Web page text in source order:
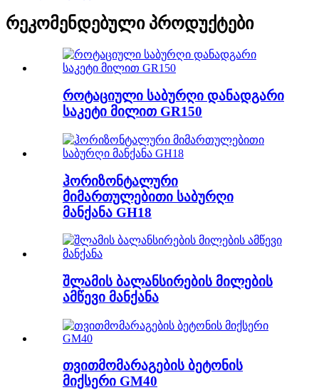
რეკომენდებული პროდუქტები
როტაციული საბურღი დანადგარი
საკეტი მილით GR150
ჰორიზონტალური
მიმართულებითი საბურღი
მანქანა GH18
შლამის ბალანსირების მილების
ამწევი მანქანა
თვითმომარაგების ბეტონის
მიქსერი GM40